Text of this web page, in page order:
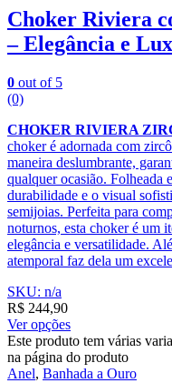
Choker Riviera
– Elegância e
0 out of 5
(0)
CHOKER RIVIERA
choker é adornada com
maneira deslumbrante,
qualquer ocasião. Folheada
durabilidade e o visual
semijoias. Perfeita para
noturnos, esta choker é um
elegância e versatilidade.
atemporal faz dela um
SKU: n/a
R$ 244,90
Ver opções
Este produto tem várias
na página do produto
Anel, Banhada a Ouro